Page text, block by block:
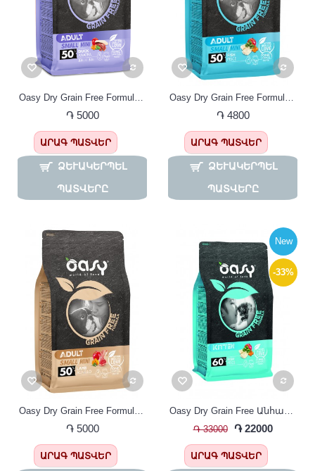
Oasy Dry Grain Free Formula Adult Small Mini Duck Շան կեր փոքր ցեղատեսակների համար, ԱՌԱՆՑ ՀԱՑԱՀԱՏԻԿ , բադի մսով
֏ 5000
ԱՐԱԳ ՊԱՏՎԵՐ
ՁԵՒԱԿԵՐՊԵԼ Պ
ԱՏՎԵՐԸ
Oasy Dry Grain Free Formula Adult Small Mini Fish Fish, Շան կեր փոքր ցեղատեսակների համար, ԱՌԱՆՑ ՀԱՑԱՀԱՏԻԿ , ձկան մսով
֏ 4800
ԱՐԱԳ ՊԱՏՎԵՐ
ՁԵՒԱԿԵՐՊԵԼ Պ
ԱՏՎԵՐԸ
Oasy Dry Grain Free Formula Adult Small Mini Lamb Շան կեր փոքր ցեղատեսակների համար, ԱՌԱՆՑ ՀԱՑԱՀԱՏԻԿ , գառան մսով
֏ 5000
ԱՐԱԳ ՊԱՏՎԵՐ
New
-33%
Oasy Dry Grain Free Անհացահատիկ Չոր Կեր Կատվի Ձագերի Համար Ձկան Համով
֏ 33000
֏ 22000
ԱՐԱԳ ՊԱՏՎԵՐ